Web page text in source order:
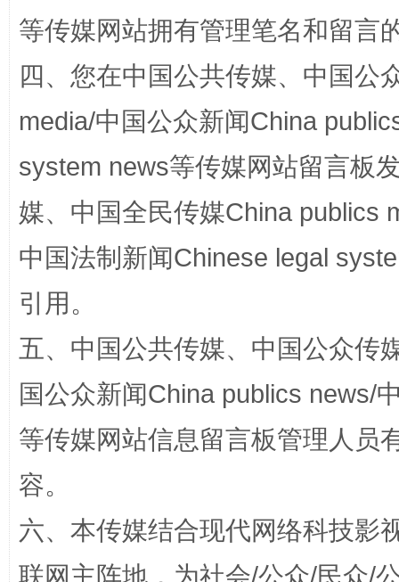
完善运行机制助力责任有效落实 一纸欠
东山县通报“牛蛙产品抗生素超标问题” 法
等传媒网站拥有管理笔名和留言
四、您在中国公共传媒、中国公
media/中国公众新闻China
system news等传媒网站留言板
媒、中国全民传媒China publics
中国法制新闻Chinese legal
引用。
五、中国公共传媒、中国公众传
国公众新闻China publics news/
等传媒网站信息留言板管理人员
容。
六、本传媒结合现代网络科技影
联网主阵地，为社会/公众/民众/